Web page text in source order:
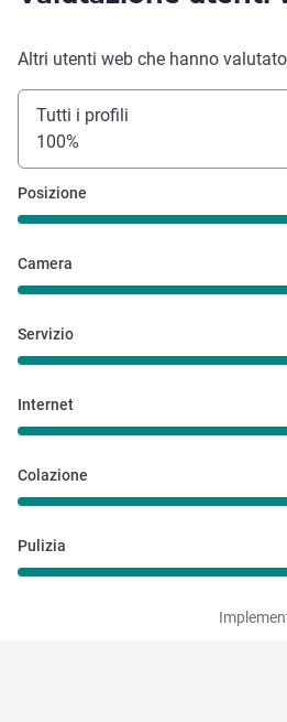
Altri utenti web che hanno
Tutti i profili
100%
Posizione
Camera
Servizio
Internet
Colazione
Pulizia